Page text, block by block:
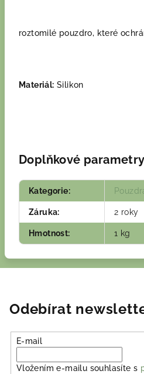
roztomilé pouzdro, které
Materiál: Silikon
Doplňkové parametry
Kategorie:
Záruka: 2 roky
Hmotnost: 1 kg
Odebírat
E-mail
Vložením e-mailu souhlasíte s